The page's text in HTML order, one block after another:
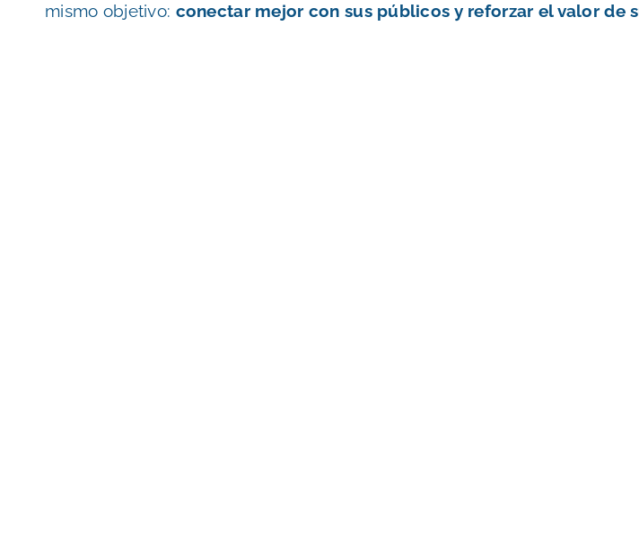
mismo objetivo: conectar mejor con sus públicos y reforzar el valor de